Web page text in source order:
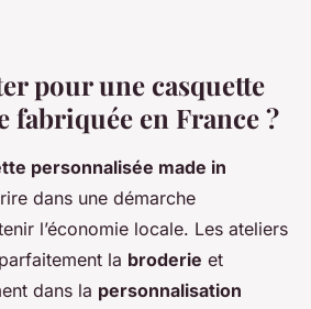
pour une casquette
fabriquée en France ?
personnalisée made in
dans une démarche
l’économie locale. Les ateliers
la broderie et
dans la personnalisation